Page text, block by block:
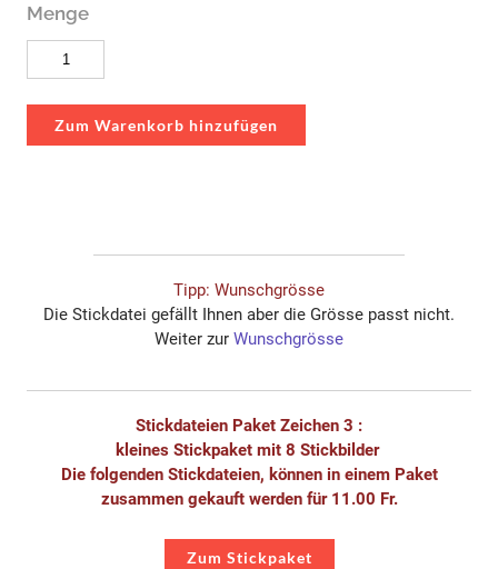
Menge
Zum Warenkorb hinzufügen
Tipp: Wunschgrösse
Die Stickdatei gefällt Ihnen aber die Grösse passt nicht.
Weiter zur Wunschgrösse
Stickdateien Paket Zeichen 3 :
kleines Stickpaket mit 8 Stickbilder
Die folgenden Stickdateien, können in einem Paket
zusammen gekauft werden für 11.00 Fr.
Zum Stickpaket